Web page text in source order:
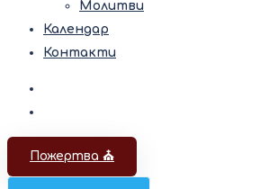
Молитви
Календар
Контакти
Пожертва ⛪️